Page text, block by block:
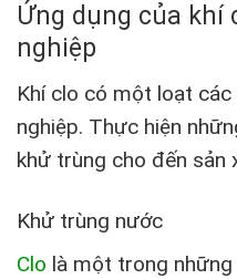
Ứng dụng của khí
nghiệp
Khí clo có một loạt
nghiệp. Thực hiện
khử trùng cho đến sản
Khử trùng nước
Clo là một trong